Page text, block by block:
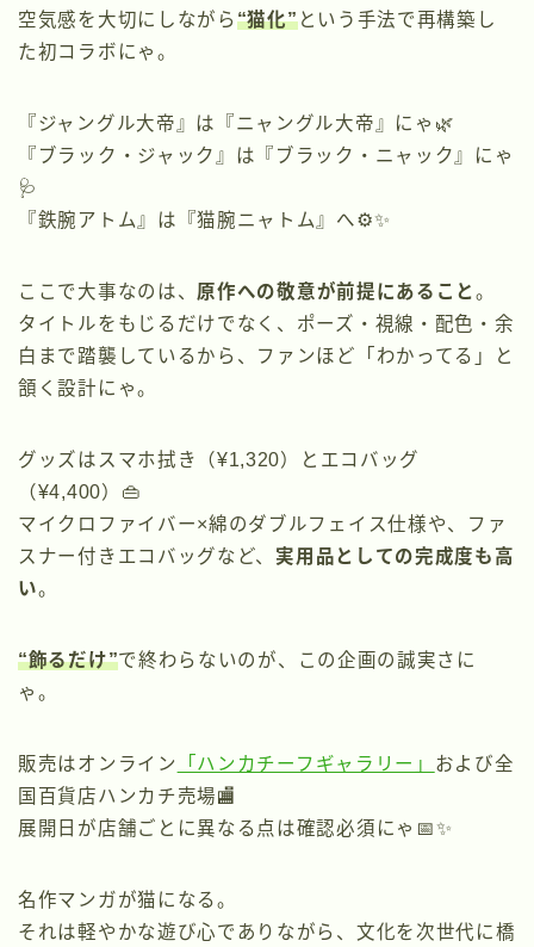
空気感を大切にしながら“猫化”という手法で再構築し
た初コラボにゃ。
『ジャングル大帝』は『ニャングル大帝』にゃ🌿
『ブラック・ジャック』は『ブラック・ニャック』にゃ
🩺
『鉄腕アトム』は『猫腕ニャトム』へ⚙️✨
ここで大事なのは、原作への敬意が前提にあること。
タイトルをもじるだけでなく、ポーズ・視線・配色・余
白まで踏襲しているから、ファンほど「わかってる」と
頷く設計にゃ。
グッズはスマホ拭き（¥1,320）とエコバッグ
（¥4,400）👜
マイクロファイバー×綿のダブルフェイス仕様や、ファ
スナー付きエコバッグなど、 実用品としての完成度も高
い。
“飾るだけ”で終わらないのが、この企画の誠実さに
ゃ。
販売はオンライン 「ハンカチーフギャラリー」 および全
国百貨店ハンカチ売場🏬
展開日が店舗ごとに異なる点は確認必須にゃ📅✨
名作マンガが猫になる。
それは軽やかな遊び心でありながら、文化を次世代に橋